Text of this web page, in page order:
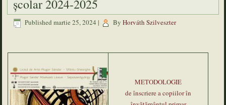
şcolar 2024-2025
Published martie 25, 2024 | By Horváth Szilveszter
METODOLOGIE
de înscriere a copiilor în